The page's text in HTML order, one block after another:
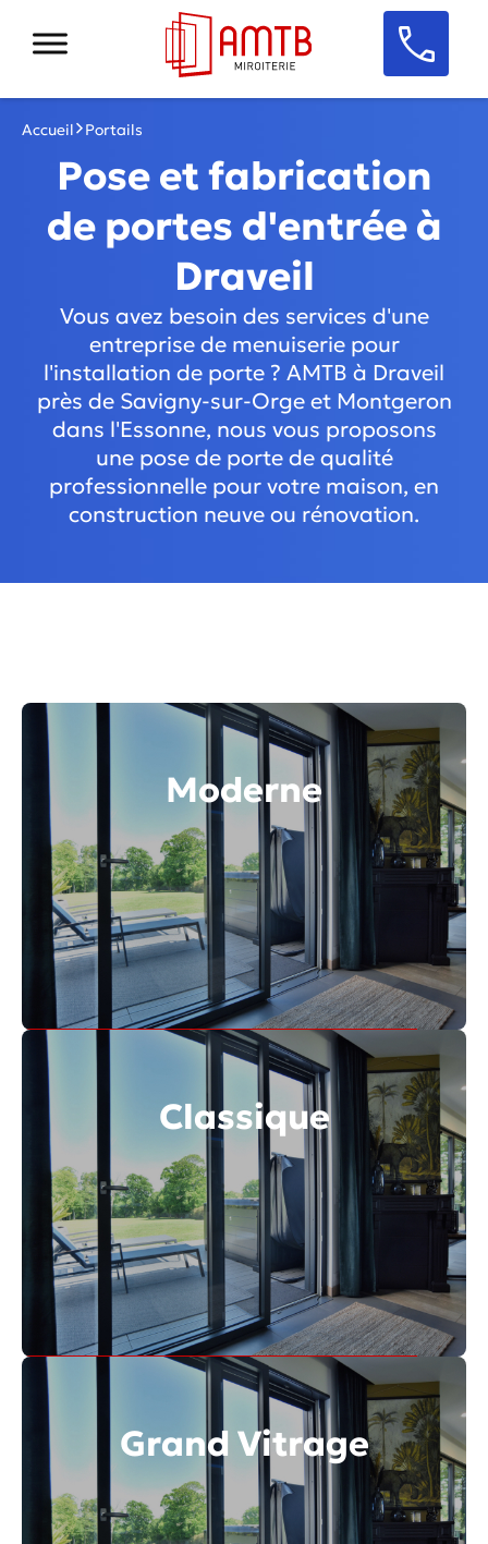
Accueil Portails
Pose et fabrication
de portes d'entrée à
Draveil
Vous avez besoin des services d'une
entreprise de menuiserie pour
l'installation de porte ? AMTB à Draveil
près de Savigny-sur-Orge et Montgeron
dans l'Essonne, nous vous proposons
une pose de porte de qualité
professionnelle pour votre maison, en
construction neuve ou rénovation.
Moderne
Découvrir toute la gamme
Classique
Découvrir toute la gamme
Grand Vitrage